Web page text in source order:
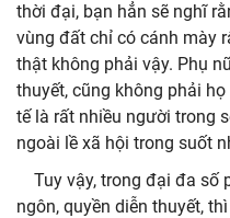
thời đại, bạn hẳn sẽ nghĩ
vùng đất chỉ có cánh mày
thật không phải vậy. Phụ
thuyết, cũng không phải
tế là rất nhiều người trong
ngoài lề xã hội trong suốt
Tuy vậy, trong đại đa số
ngôn, quyền diễn thuyết,